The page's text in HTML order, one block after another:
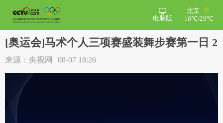
北京
16℃/29℃
电脑版
[奥运会]马术个人三项赛盛装舞步赛第一日 2
来源：央视网 08-07 18:26